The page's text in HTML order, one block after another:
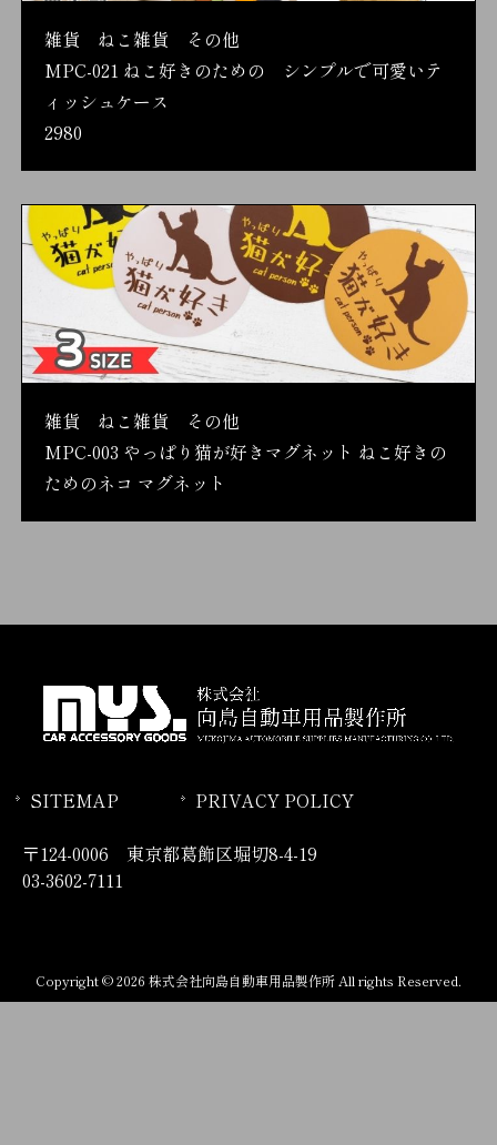
雑貨 ねこ雑貨 その他
MPC-021 ねこ好きのための シンプルで可愛いテ
ィッシュケース
2980
雑貨 ねこ雑貨 その他
MPC-003 やっぱり猫が好きマグネット ねこ好きの
ためのネコ マグネット
SITEMAP PRIVACY POLICY
〒124-0006 東京都葛飾区堀切8-4-19
03-3602-7111
Copyright © 2026 株式会社向島自動車用品製作所 All rights Reserved.